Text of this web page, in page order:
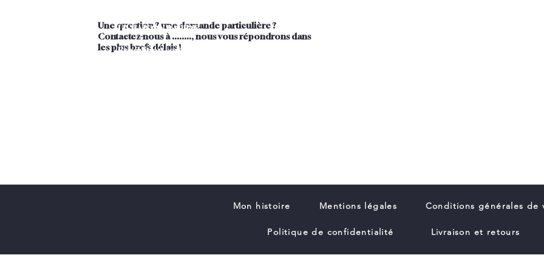
Une question ? une demandeparticulière ?
Contactez-nous à ........, nous vous répondrons dans
les plus brefs délais !
LIVRAISON RAPIDE
Expédition sous 1 à 4 jours ouvrés
Mon histoire Mentions légales Conditions générales de
Politique de confidentialité Livraison et retours